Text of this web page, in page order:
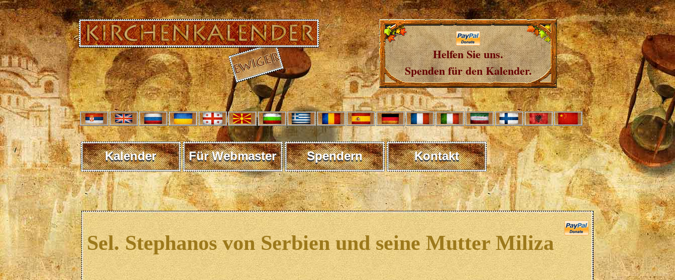
Helfen Sie uns.
Spenden für den Kalender.
Kalender Für Webmaster Spendern Kontakt
Sel. Stephanos von Serbien und seine Mutter Miliza